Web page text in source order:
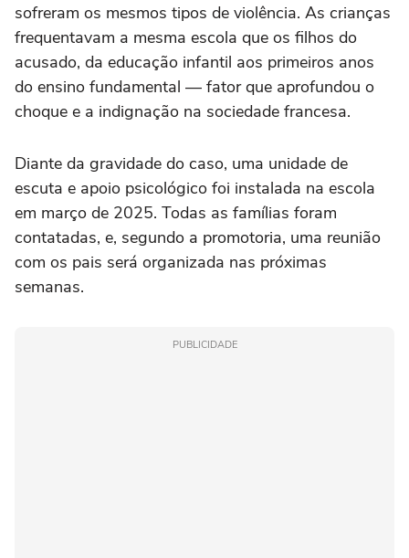
sofreram os mesmos tipos de violência. As crianças
frequentavam a mesma escola que os filhos do
acusado, da educação infantil aos primeiros anos
do ensino fundamental — fator que aprofundou o
choque e a indignação na sociedade francesa.
Diante da gravidade do caso, uma unidade de
escuta e apoio psicológico foi instalada na escola
em março de 2025. Todas as famílias foram
contatadas, e, segundo a promotoria, uma reunião
com os pais será organizada nas próximas
semanas.
PUBLICIDADE